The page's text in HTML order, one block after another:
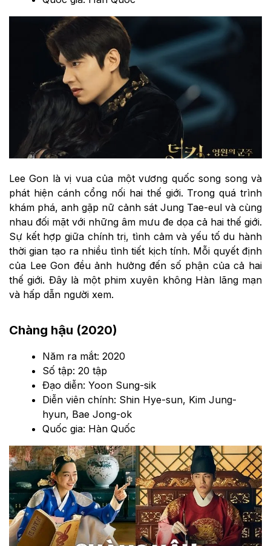
Lee Gon là vị vua của một vương quốc song song và
phát hiện cánh cổng nối hai thế giới. Trong quá trình
khám phá, anh gặp nữ cảnh sát Jung Tae-eul và cùng
nhau đối mặt với những âm mưu đe dọa cả hai thế giới.
Sự kết hợp giữa chính trị, tình cảm và yếu tố du hành
thời gian tạo ra nhiều tình tiết kịch tính. Mỗi quyết định
của Lee Gon đều ảnh hưởng đến số phận của cả hai
thế giới. Đây là một phim xuyên không Hàn lãng mạn
và hấp dẫn người xem.
Chàng hậu (2020)
Năm ra mắt: 2020
Số tập: 20 tập
Đạo diễn: Yoon Sung-sik
Diễn viên chính: Shin Hye-sun, Kim Jung-
hyun, Bae Jong-ok
Quốc gia: Hàn Quốc